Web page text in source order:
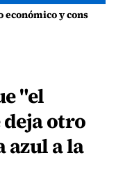
con un empleo en máximos históricos
"el
otro
azul a la